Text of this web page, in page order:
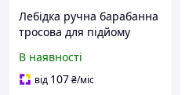
Лебідка ручна барабанна
тросова для підйому
сталевий трос 10 метрів х
5 мм) ТМ SIGMA
В наявності
від 107₴/міс